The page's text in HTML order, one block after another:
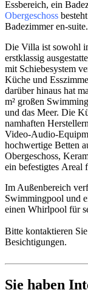
Essbereich, ein
Obergeschoss
Badezimmer en-suite.
Die Villa ist sowohl
erstklassig
mit Schiebesystem
Küche und
darüber hinaus hat
m² großen
und das Meer. Die
namhaften
Video-Audio-
hochwertige Betten
Obergeschoss,
ein befestigtes Areal
Im Außenbereich
Swimmingpool und
einen Whirlpool für
Bitte kontaktieren
Besichtigungen.
Sie haben